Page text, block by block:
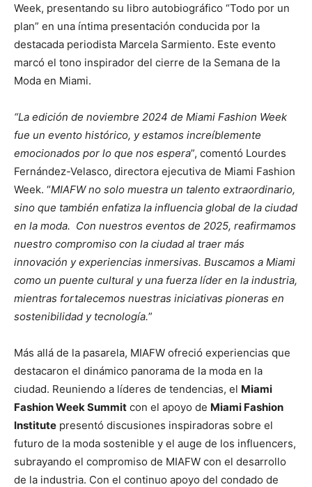
Week, presentando su libro autobiográfico “Todo por un
plan” en una íntima presentación conducida por la
destacada periodista Marcela Sarmiento. Este evento
marcó el tono inspirador del cierre de la Semana de la
Moda en Miami.
“La edición de noviembre 2024 de Miami Fashion Week
fue un evento histórico, y estamos increíblemente
emocionados por lo que nos espera”, comentó Lourdes
Fernández-Velasco, directora ejecutiva de Miami Fashion
Week. “MIAFW no solo muestra un talento extraordinario,
sino que también enfatiza la influencia global de la ciudad
en la moda. Con nuestros eventos de 2025, reafirmamos
nuestro compromiso con la ciudad al traer más
innovación y experiencias inmersivas. Buscamos a Miami
como un puente cultural y una fuerza líder en la industria,
mientras fortalecemos nuestras iniciativas pioneras en
sostenibilidad y tecnología.”
Más allá de la pasarela, MIAFW ofreció experiencias que
destacaron el dinámico panorama de la moda en la
ciudad. Reuniendo a líderes de tendencias, el Miami
Fashion Week Summit con el apoyo de Miami Fashion
Institute presentó discusiones inspiradoras sobre el
futuro de la moda sostenible y el auge de los influencers,
subrayando el compromiso de MIAFW con el desarrollo
de la industria. Con el continuo apoyo del condado de